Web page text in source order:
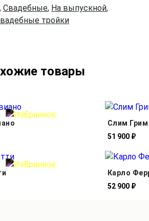
, Свадебные, На выпускной,
тройки
товары
Слим Грим
51 900 ₽
Карло
52 900 ₽